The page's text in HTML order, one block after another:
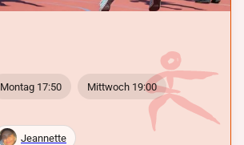
Montag 17:50 Mittwoch 19:00
Jeannette